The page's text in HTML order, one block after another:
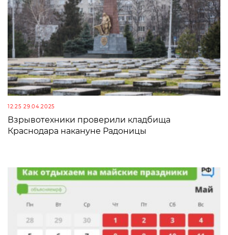
12:25 29.04.2025
Взрывотехники проверили кладбища
Краснодара накануне Радоницы